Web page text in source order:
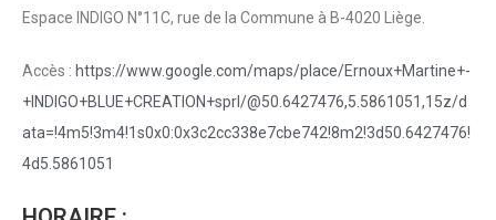
Espace INDIGO N°11C, rue de la Commune à B-4020 Liège.
Accès : https://www.google.com/maps/place/Ernoux+Martine+-
+INDIGO+BLUE+CREATION+sprl/@50.6427476,5.5861051,15z/d
ata=!4m5!3m4!1s0x0:0x3c2cc338e7cbe742!8m2!3d50.6427476!
4d5.5861051